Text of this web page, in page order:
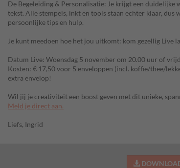
De Begeleiding & Personalisatie: Je krijgt een
tekst. Alle stempels, inkt en tools staan echter klaar, dus
persoonlijke tips en hulp.
Je kunt meedoen hoe het jou uitkomt: kom gezellig Live
Datum Live: Woensdag 5 november om 20.00 uur of
Kosten: € 17,50 voor 5 enveloppen (incl. koffie/thee/
extra envelop!
Wil jij je creativiteit een boost geven met dit unieke,
Meld je direct aan.
Liefs, Ingrid